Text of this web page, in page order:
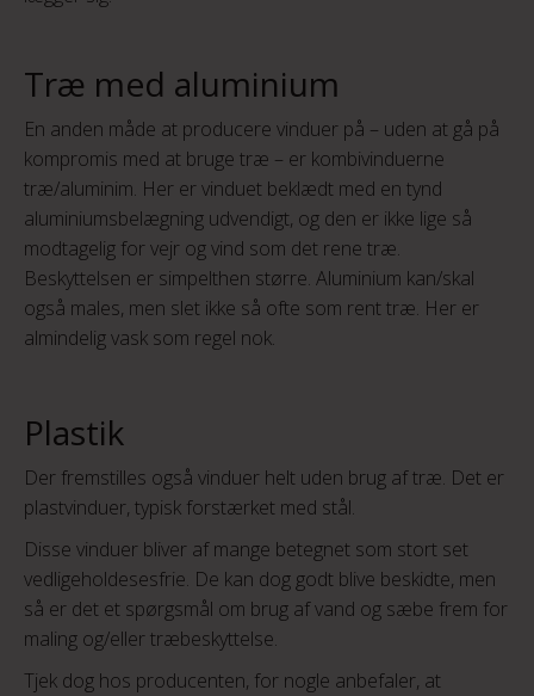
Træ med aluminium
En anden måde at producere vinduer på – uden at gå på
kompromis med at bruge træ – er kombivinduerne
træ/aluminim. Her er vinduet beklædt med en tynd
aluminiumsbelægning udvendigt, og den er ikke lige så
modtagelig for vejr og vind som det rene træ.
Beskyttelsen er simpelthen større. Aluminium kan/skal
også males, men slet ikke så ofte som rent træ. Her er
almindelig vask som regel nok.
Plastik
Der fremstilles også vinduer helt uden brug af træ. Det er
plastvinduer, typisk forstærket med stål.
Disse vinduer bliver af mange betegnet som stort set
vedligeholdesesfrie. De kan dog godt blive beskidte, men
så er det et spørgsmål om brug af vand og sæbe frem for
maling og/eller træbeskyttelse.
Tjek dog hos producenten, for nogle anbefaler, at